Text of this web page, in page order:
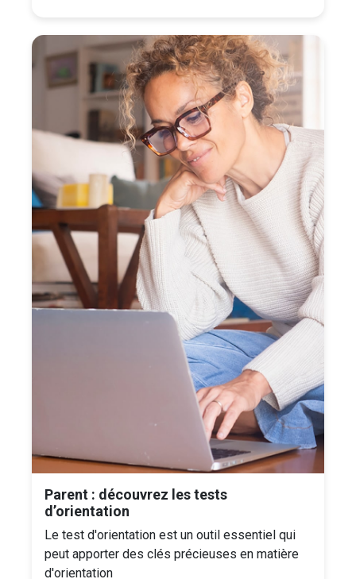
Parent : découvrez les tests
d’orientation
Le test d'orientation est un outil essentiel qui
peut apporter des clés précieuses en matière
d'orientation